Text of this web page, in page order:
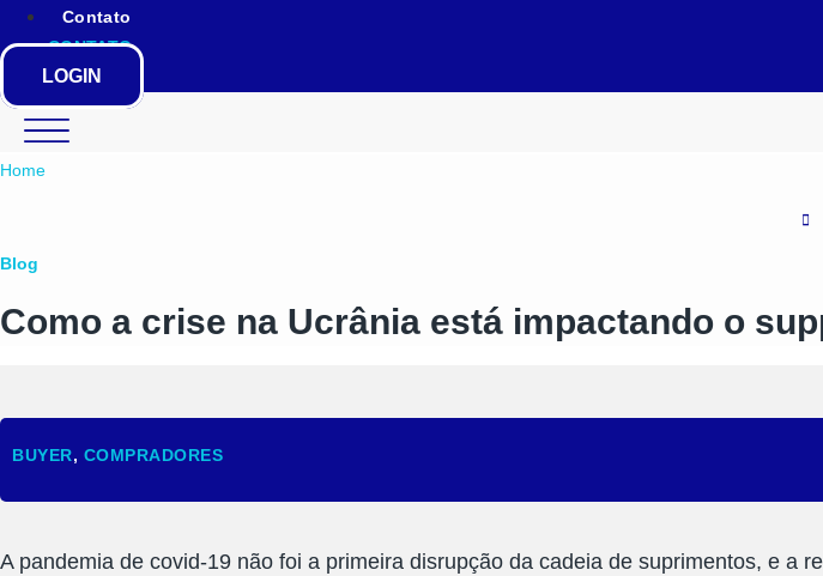
Contato
CONTATO
LOGIN
Home
Blog
Como a crise na Ucrânia está impactando o
BUYER, COMPRADORES
A pandemia de covid-19 não foi a primeira disrupção da cadeia de suprimentos, e a